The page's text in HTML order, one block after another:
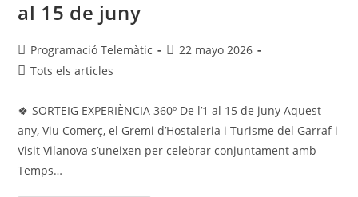
al 15 de juny
Programació Telemàtic
22 mayo 2026
Tots els articles
🍀 SORTEIG EXPERIÈNCIA 360º De l’1 al 15 de juny Aquest
any, Viu Comerç, el Gremi d’Hostaleria i Turisme del Garraf i
Visit Vilanova s’uneixen per celebrar conjuntament amb
Temps…